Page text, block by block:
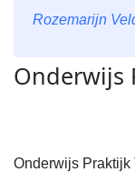
Rozemarijn
Onderwijs
Onderwijs Praktijk